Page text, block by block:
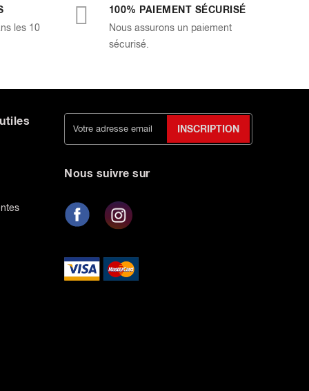
les 10
100% PAIEMENT SÉCURISÉ
Nous assurons un paiement
sécurisé.
INSCRIPTION
Nous suivre sur